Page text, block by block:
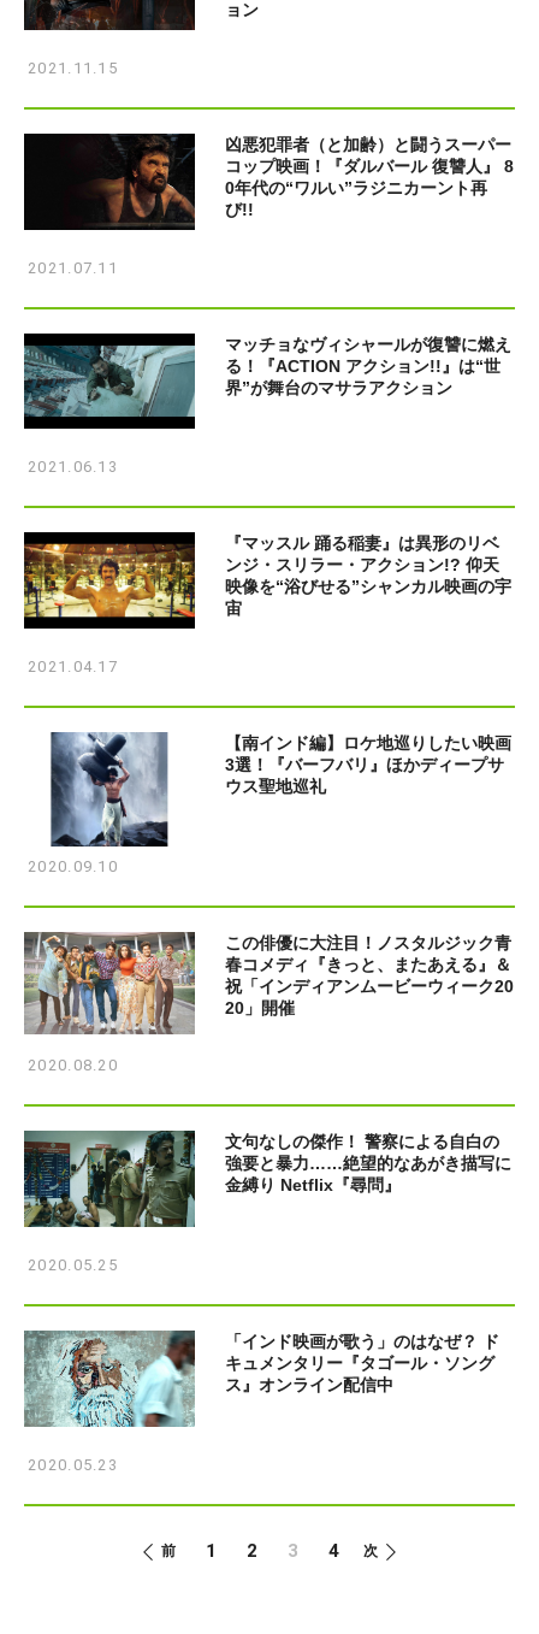
ョン
2021.11.15
凶悪犯罪者（と加齢）と闘うスーパー
コップ映画！『ダルバール 復讐人』 8
0年代の“ワルい”ラジニカーント再
び!!
2021.07.11
マッチョなヴィシャールが復讐に燃え
る！『ACTION アクション!!』は“世
界”が舞台のマサラアクション
2021.06.13
『マッスル 踊る稲妻』は異形のリベ
ンジ・スリラー・アクション!? 仰天
映像を“浴びせる”シャンカル映画の宇
宙
2021.04.17
【南インド編】ロケ地巡りしたい映画
3選！『バーフバリ』ほかディープサ
ウス聖地巡礼
2020.09.10
この俳優に大注目！ノスタルジック青
春コメディ『きっと、またあえる』＆
祝「インディアンムービーウィーク20
20」開催
2020.08.20
文句なしの傑作！ 警察による自白の
強要と暴力……絶望的なあがき描写に
金縛り Netflix『尋問』
2020.05.25
「インド映画が歌う」のはなぜ？ ド
キュメンタリー『タゴール・ソング
ス』オンライン配信中
2020.05.23
前 1 2 3 4 次